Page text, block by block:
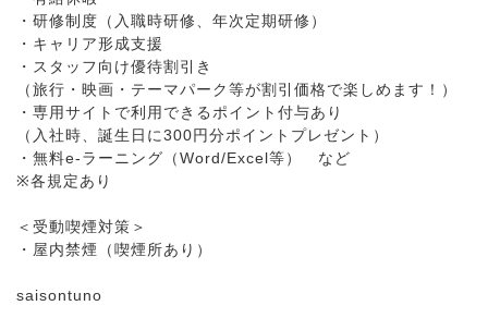
・研修制度（入職時研修、年次定期研修）
・キャリア形成支援
・スタッフ向け優待割引き
（旅行・映画・テーマパーク等が割引価格で楽しめます！）
・専用サイトで利用できるポイント付与あり
（入社時、誕生日に300円分ポイントプレゼント）
・無料e-ラーニング（Word/Excel等） など
※各規定あり
＜受動喫煙対策＞
・屋内禁煙（喫煙所あり）
saisontuno